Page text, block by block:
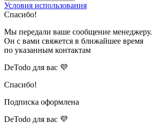
Условия использования
Спасибо!
Мы передали ваше сообщение менеджеру.
Он с вами свяжется в ближайшее время
по указанным контактам
DeTodo для вас 💜
Спасибо!
Подписка оформлена
DeTodo для вас 💜